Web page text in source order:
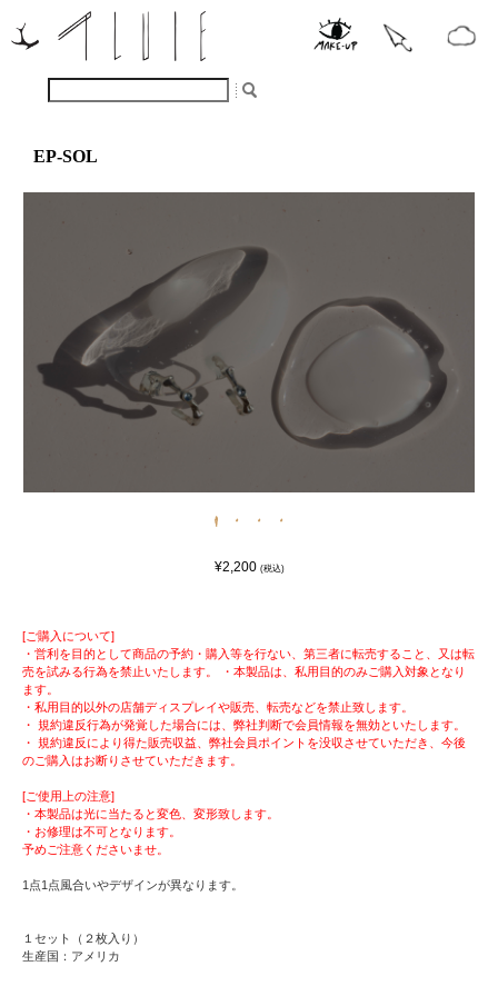
EP-SOL
¥2,200 (税込)
[ご購入について]
・営利を目的として商品の予約・購入等を行ない、第三者に転売すること、又は転
売を試みる行為を禁止いたします。 ・本製品は、私用目的のみご購入対象となり
ます。
・私用目的以外の店舗ディスプレイや販売、転売などを禁止致します。
・ 規約違反行為が発覚した場合には、弊社判断で会員情報を無効といたします。
・ 規約違反により得た販売収益、弊社会員ポイントを没収させていただき、今後
のご購入はお断りさせていただきます。
[ご使用上の注意]
・本製品は光に当たると変色、変形致します。
・お修理は不可となります。
予めご注意くださいませ。
1点1点風合いやデザインが異なります。
１セット（２枚入り）
生産国：アメリカ